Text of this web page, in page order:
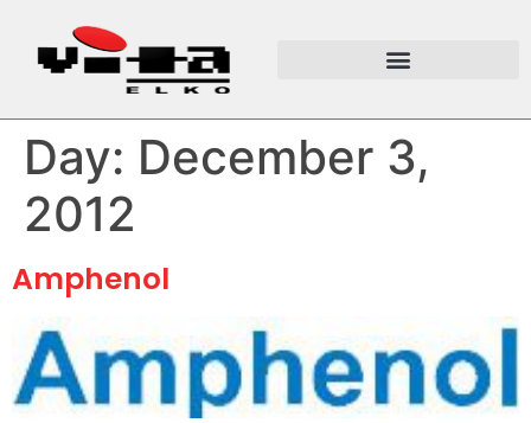
Day: December 3,
2012
Amphenol